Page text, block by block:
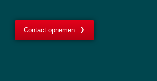
Contact opnemen